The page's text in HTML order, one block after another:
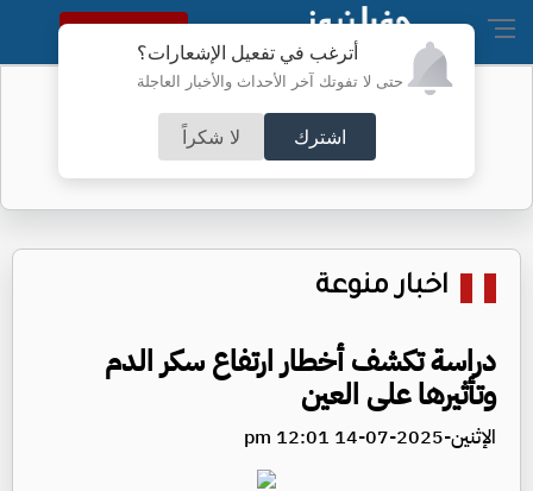
أترغب في تفعيل الإشعارات؟
حتى لا تفوتك آخر الأحداث والأخبار العاجلة
اشترك لا شكراً
النسخة الكاملة
اخبار منوعة
دراسة تكشف أخطار ارتفاع سكر الدم
وتأثيرها على العين
الإثنين-2025-07-14 12:01 pm